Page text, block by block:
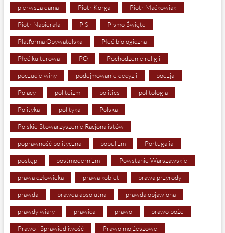
pierwsza dama Piotr Korga Piotr Maćkowiak
Piotr Napierała PiS Pismo Święte
Platforma Obywatelska Płeć biologiczna
Płeć kulturowa PO Pochodzenie religii
poczucie winy podejmowanie decyzji poezja
Polacy politeizm politics politologia
Polityka polityka Polska
Polskie Stowarzyszenie Racjonalistów
poprawność polityczna populizm Portugalia
postęp postmodernizm Powstanie Warszawskie
prawa człowieka prawa kobiet prawa przyrody
prawda prawda absolutna prawda objawiona
prawdy wiary prawica prawo prawo boże
Prawo i Sprawiedliwość Prawo mojżeszowe